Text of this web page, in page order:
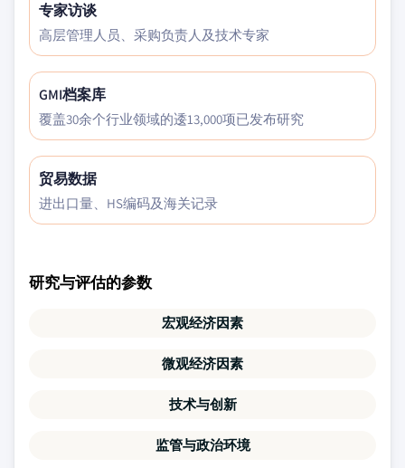
专家访谈
高层管理人员、采购负责人及技术专家
GMI档案库
覆盖30余个行业领域的逶13,000项已发布研究
贸易数据
进出口量、HS编码及海关记录
研究与评估的参数
宏观经济因素
微观经济因素
技术与创新
监管与政治环境